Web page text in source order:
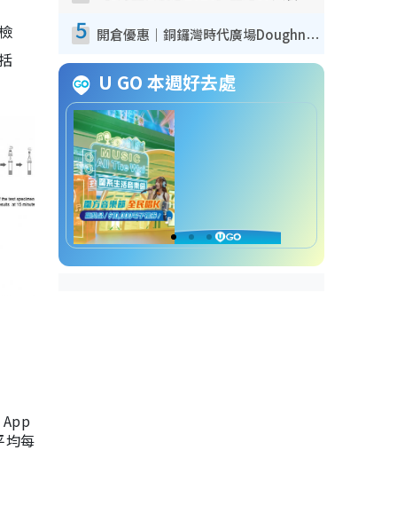
均每
5 開倉優惠｜銅鑼灣時代廣場Doughnut/Campo Marzio開倉低至1折！背囊、書包、手袋劈價$200起
U GO 本週好去處